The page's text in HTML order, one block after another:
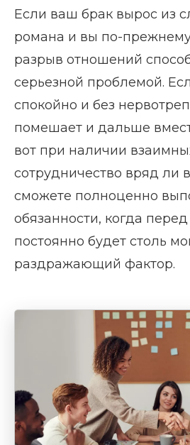
Если ваш брак вырос из
романа и вы по-прежнему
разрыв отношений
серьезной проблемой.
спокойно и без
помешает и дальше
вот при наличии
сотрудничество вряд ли
сможете полноценно
обязанности, когда
постоянно будет столь
раздражающий фактор.